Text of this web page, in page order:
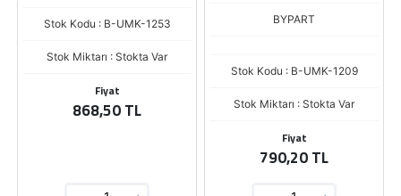
Stok Kodu : B-UMK-1253
Stok Miktarı : Stokta Var
Fiyat
868,50 TL
BYPART
Stok Kodu : B-UMK-1209
Stok Miktarı : Stokta Var
Fiyat
790,20 TL